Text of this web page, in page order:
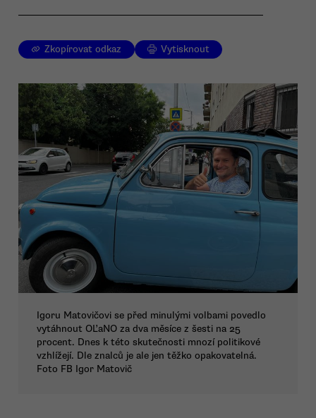
Zkopírovat odkaz Vytisknout
Igoru Matovičovi se před minulými volbami povedlo
vytáhnout OĽaNO za dva měsíce z šesti na 25
procent. Dnes k této skutečnosti mnozí politikové
vzhlížejí. Dle znalců je ale jen těžko opakovatelná.
Foto FB Igor Matovič